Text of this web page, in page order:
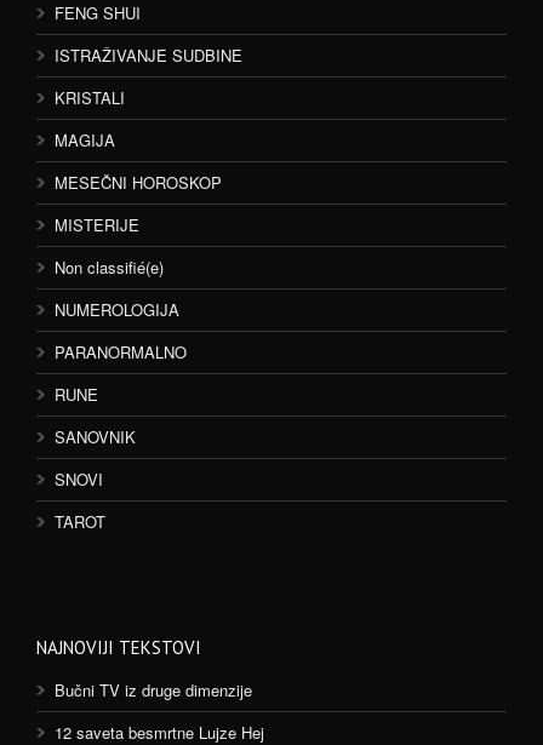
FENG SHUI
ISTRAŽIVANJE SUDBINE
KRISTALI
MAGIJA
MESEČNI HOROSKOP
MISTERIJE
Non classifié(e)
NUMEROLOGIJA
PARANORMALNO
RUNE
SANOVNIK
SNOVI
TAROT
NAJNOVIJI TEKSTOVI
Bučni TV iz druge dimenzije
12 saveta besmrtne Lujze Hej